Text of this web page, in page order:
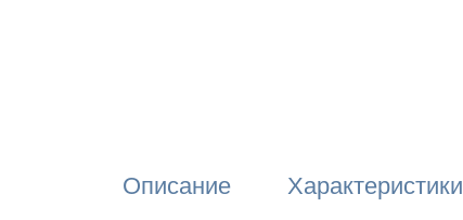
Описание Характеристики